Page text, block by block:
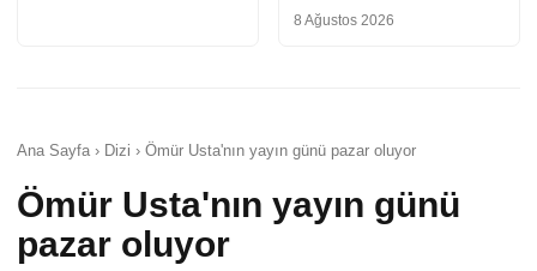
8 Ağustos 2026
Ana Sayfa › Dizi › Ömür Usta'nın yayın günü pazar oluyor
Ömür Usta'nın yayın günü
pazar oluyor